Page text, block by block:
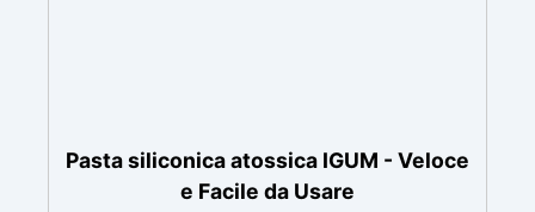
Pasta siliconica atossica IGUM - Veloce
e Facile da Usare